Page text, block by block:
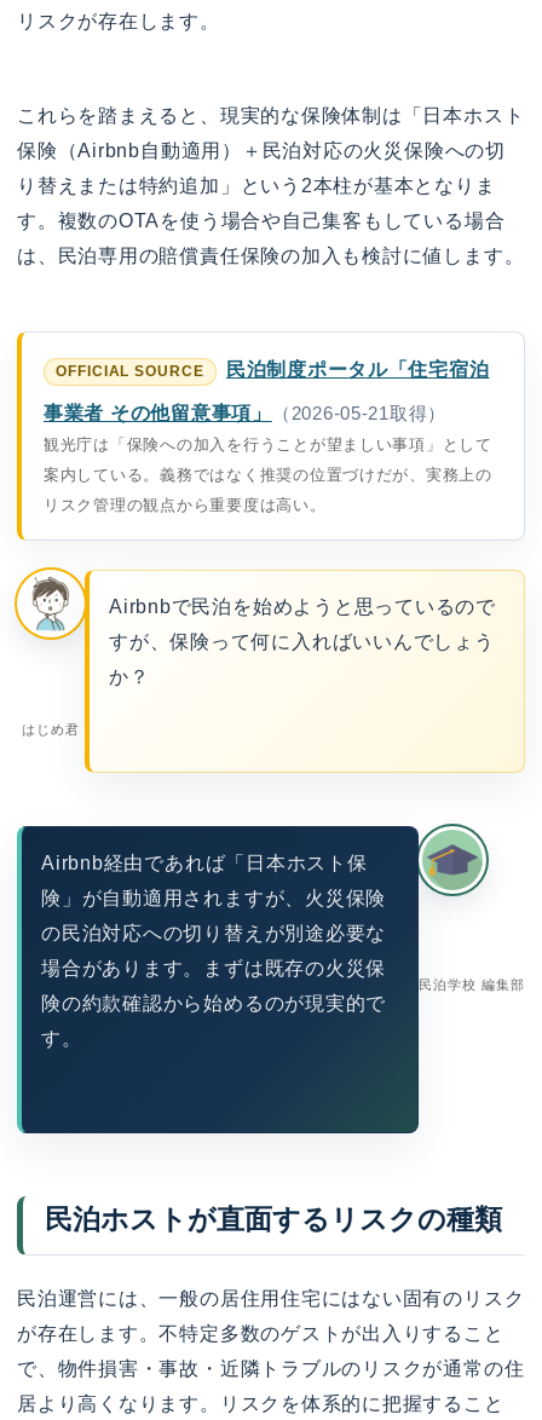
リスクが存在します。
これらを踏まえると、現実的な保険体制は「日本ホスト
保険（Airbnb自動適用）＋民泊対応の火災保険への切
り替えまたは特約追加」という2本柱が基本となりま
す。複数のOTAを使う場合や自己集客もしている場合
は、民泊専用の賠償責任保険の加入も検討に値します。
民泊制度ポータル「住宅宿泊
事業者 その他留意事項」
（2026-05-21取得）
観光庁は「保険への加入を行うことが望ましい事項」として
案内している。義務ではなく推奨の位置づけだが、実務上の
リスク管理の観点から重要度は高い。
はじめ君
Airbnbで民泊を始めようと思っているので
すが、保険って何に入ればいいんでしょう
か？
民泊学校 編集部
Airbnb経由であれば「日本ホスト保
険」が自動適用されますが、火災保険
の民泊対応への切り替えが別途必要な
場合があります。まずは既存の火災保
険の約款確認から始めるのが現実的で
す。
民泊ホストが直面するリスクの種類
民泊運営には、一般の居住用住宅にはない固有のリスク
が存在します。不特定多数のゲストが出入りすること
で、物件損害・事故・近隣トラブルのリスクが通常の住
居より高くなります。リスクを体系的に把握すること